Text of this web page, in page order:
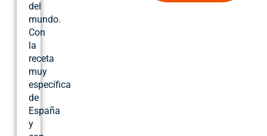
del
mundo.
Con
la
receta
muy
específica
de
España
y